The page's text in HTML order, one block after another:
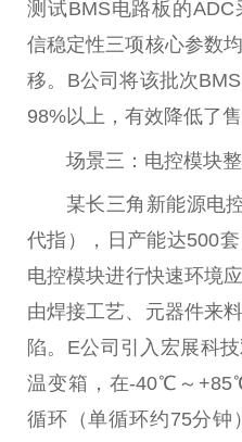
测试BMS电路板的
信稳定性三项核心参数
移。B公司将该批次
98%以上，有效降低了售
场景三：电控模块
某长三角新能源电
代指），日产能达500
电控模块进行快速环境
由焊接工艺、元器件来
陷。E公司引入宏展科
温变箱，在-40℃～
循环（单循环约75分钟